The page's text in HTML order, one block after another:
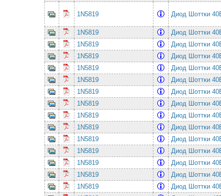
1N5819 Диод Шоттки
1N5819
Диод Шоттки
1N5819
Диод Шоттки
1N5819
Диод Шоттки
1N5819
Диод Шоттки
1N5819
Диод Шоттки
1N5819
Диод Шоттки
1N5819
Диод Шоттки
1N5819
Диод Шоттки
1N5819
Диод Шоттки
1N5819
Диод Шоттки
1N5819
Диод Шоттки
1N5819
Диод Шоттки
1N5819
Диод Шоттки
1N5819
Диод Шоттки